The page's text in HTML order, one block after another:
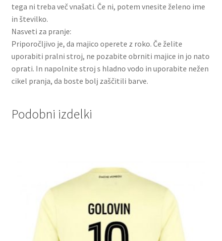
tega ni treba več vnašati. Če ni, potem vnesite želeno ime
in številko.
Nasveti za pranje:
Priporočljivo je, da majico operete z roko. Če želite
uporabiti pralni stroj, ne pozabite obrniti majice in jo nato
oprati. In napolnite stroj s hladno vodo in uporabite nežen
cikel pranja, da boste bolj zaščitili barve.
Podobni izdelki